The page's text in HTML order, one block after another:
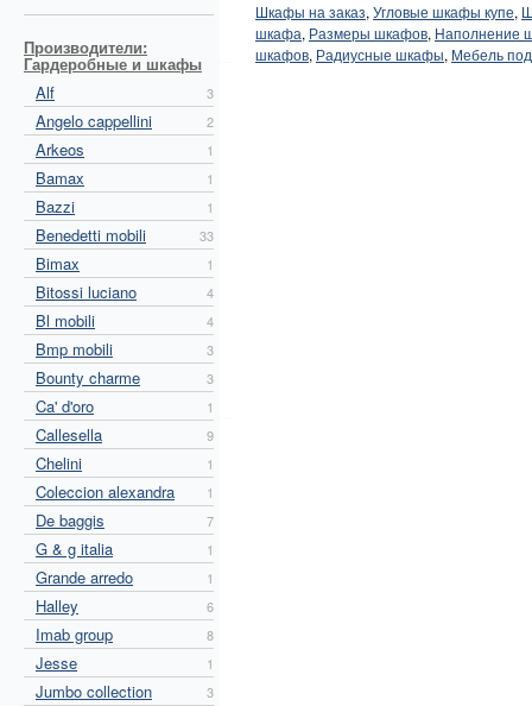
Производители:
Гардеробные и шкафы
Alf
3
Angelo cappellini 2
Arkeos 1
Bamax 1
Bazzi 1
Benedetti mobili 33
Bimax 1
Bitossi luciano 4
Bl mobili 4
Bmp mobili 3
Bounty charme 3
Ca' d'oro 1
Callesella 9
Chelini 1
Coleccion alexandra 1
De baggis 7
G & g italia 1
Grande arredo 1
Halley 6
Imab group 8
Jesse 1
Jumbo collection 3
Шкафы на заказ, Угловые шкафы купе,
шкафа, Размеры шкафов, Наполнение
шкафов, Радиусные шкафы, Мебель